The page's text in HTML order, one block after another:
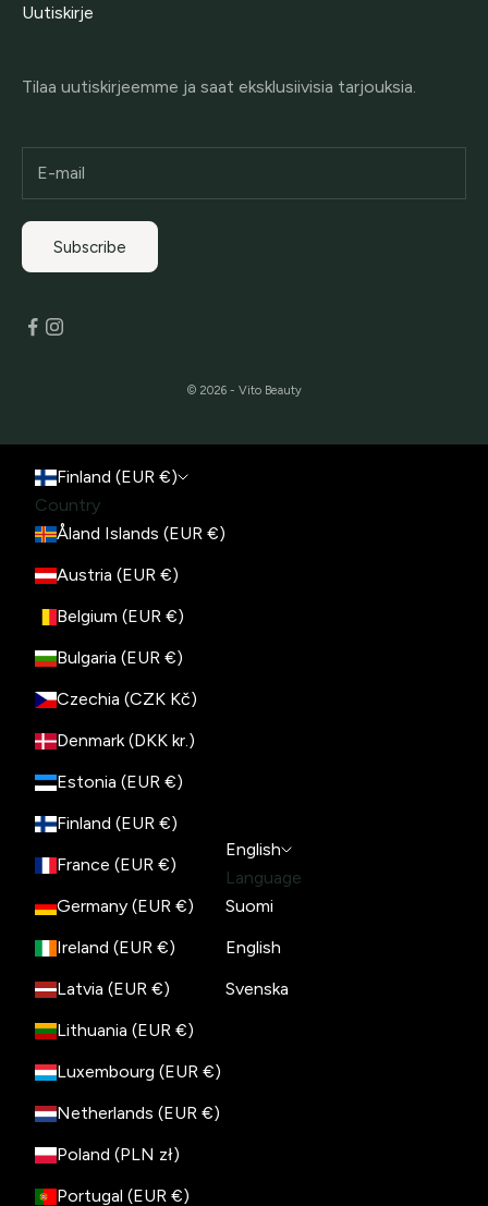
Uutiskirje
Tilaa uutiskirjeemme ja saat eksklusiivisia tarjouksia.
Subscribe
© 2026 - Vito Beauty
Finland (EUR €)
Country
Åland Islands (EUR €)
Austria (EUR €)
Belgium (EUR €)
Bulgaria (EUR €)
Czechia (CZK Kč)
Denmark (DKK kr.)
Estonia (EUR €)
Finland (EUR €)
France (EUR €)
Germany (EUR €)
Ireland (EUR €)
Latvia (EUR €)
Lithuania (EUR €)
Luxembourg (EUR €)
Netherlands (EUR €)
Poland (PLN zł)
Portugal (EUR €)
English
Language
Suomi
English
Svenska